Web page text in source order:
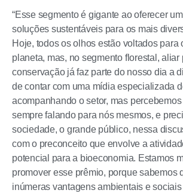
“Esse segmento é gigante ao oferecer
soluções sustentáveis para os mais
Hoje, todos os olhos estão voltados para
planeta, mas, no segmento florestal, aliar
conservação já faz parte do nosso dia a
de contar com uma mídia especializada
acompanhando o setor, mas
sempre falando para nós mesmos, e
sociedade, o grande público, nessa
com o preconceito que envolve a
potencial para a bioeconomia. Estamos
promover esse prêmio, porque sabemos
inúmeras vantagens ambientais e